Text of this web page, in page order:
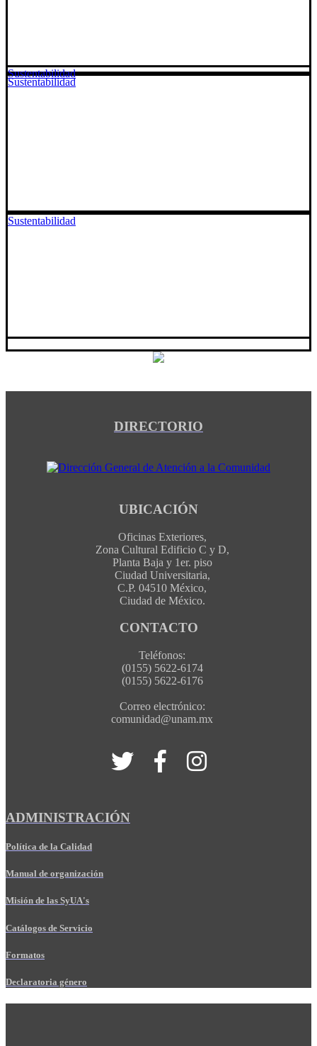
Sustentabilidad
Sustentabilidad
Sustentabilidad
DIRECTORIO
UBICACIÓN
Oficinas Exteriores,
Zona Cultural Edificio C y D,
Planta Baja y 1er. piso
Ciudad Universitaria,
C.P. 04510 México,
Ciudad de México.
CONTACTO
Teléfonos:
(0155) 5622-6174
(0155) 5622-6176
Correo electrónico:
comunidad@unam.mx
ADMINISTRACIÓN
Política de la Calidad
Manual de organización
Misión de las SyUA's
Catálogos de Servicio
Formatos
Declaratoria género